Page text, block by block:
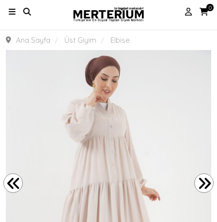
0
Ana Sayfa Üst Giyim Elbise